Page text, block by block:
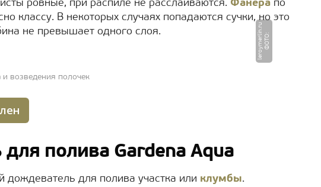
ровные, при распиле не расслаиваются. Фанера по
классу. В некоторых случаях попадаются сучки, но это
не превышает одного слоя.
Ф
О
Т
О
:
l
e
r
o
y
m
e
r
li
n.
r
u
возведения полочек
полива Gardena Aqua
дождеватель для полива участка или клумбы.